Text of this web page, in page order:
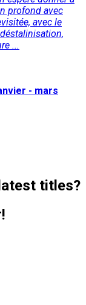
profond avec
avec le
...
- mars
titles?